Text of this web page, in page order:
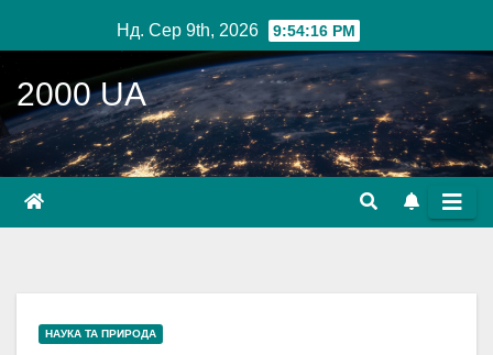
до
вмісту
Нд. Сер 9th, 2026 9:54:17 PM
2000 UA
НАУКА ТА ПРИРОДА